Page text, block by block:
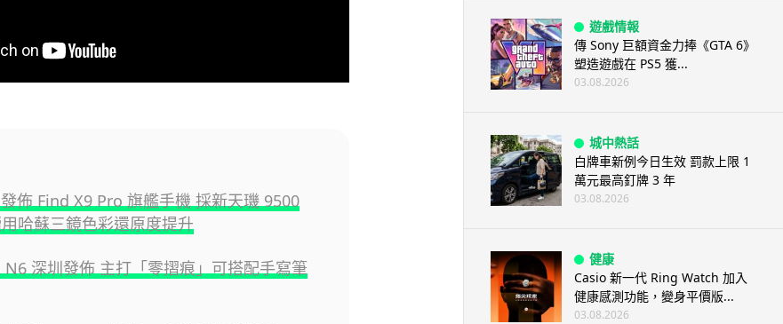
佈 Find X9 Pro 旗艦手機 採新天璣 9500
哈蘇三鏡色彩還原度提升
N6 深圳發佈 主打「零摺痕」可搭配手寫筆
遊戲情報
傳 Sony 巨額資金力捧《GTA 6》
塑造遊戲在 PS5 獲...
03.08.2026
城中熱話
白牌車新例今日生效 罰款上限 1
萬元最高釘牌 3 年
03.08.2026
健康
Casio 新一代 Ring Watch 加入
健康感測功能，變身平價版...
03.08.2026